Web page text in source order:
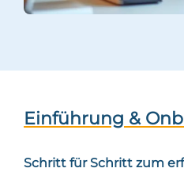
Einführung &
Schritt für Schritt zum